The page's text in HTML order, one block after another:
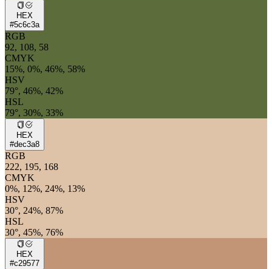
HEX
#5c6c3a
RGB
92, 108, 58
CMYK
15%, 0%, 46%, 58%
HSV
79°, 46%, 42%
HSL
79°, 30%, 33%
HEX
#dec3a8
RGB
222, 195, 168
CMYK
0%, 12%, 24%, 13%
HSV
30°, 24%, 87%
HSL
30°, 45%, 76%
HEX
#c29577